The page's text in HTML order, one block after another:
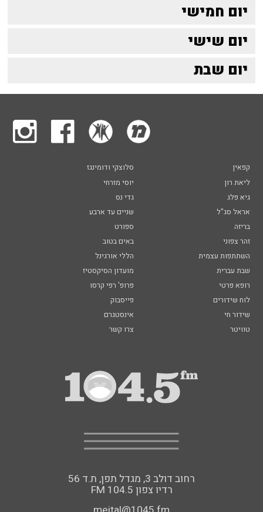
יום חמישי
יום שישי
יום שבת
קפאין
סלוצקי ודומינגז
ליאת רון
יוסי מזרחי
גיא פלג
גדי נס
אראל סג"ל
שניים עד ארבע
בריזה
ספורט
זהר צפוני
באים בטוב
השתתפות עצמית
הללי אורגינל
שבת עברית
מועדון הסיקסטיז
רופא פרטי
פרופ' רפי קרסו
לוח שידורים
פייסבוק
שידור חי
אינסטגרם
טוויטר
צרו קשר
רחוב דולב 3, מגדל תפן, ת.ד 56
FM רדיו צפון 104.5